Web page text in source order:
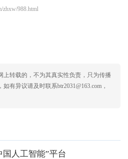
zhxw/988.html
上转载的，不为其真实性负责，只为传播
有异议请及时联系btr2031@163.com，
人工智能”平台